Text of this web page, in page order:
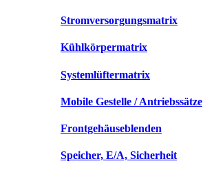
Stromversorgungsmatrix
Kühlkörpermatrix
Systemlüftermatrix
Mobile Gestelle / Antriebssätze
Frontgehäuseblenden
Speicher, E/A, Sicherheit